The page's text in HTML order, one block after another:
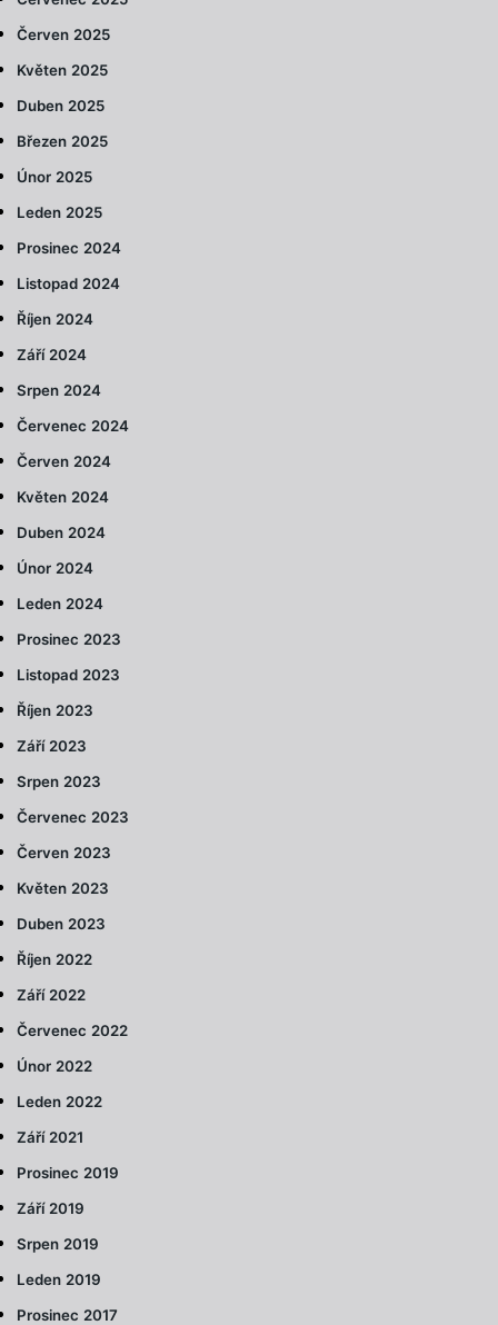
Červen 2025
Květen 2025
Duben 2025
Březen 2025
Únor 2025
Leden 2025
Prosinec 2024
Listopad 2024
Říjen 2024
Září 2024
Srpen 2024
Červenec 2024
Červen 2024
Květen 2024
Duben 2024
Únor 2024
Leden 2024
Prosinec 2023
Listopad 2023
Říjen 2023
Září 2023
Srpen 2023
Červenec 2023
Červen 2023
Květen 2023
Duben 2023
Říjen 2022
Září 2022
Červenec 2022
Únor 2022
Leden 2022
Září 2021
Prosinec 2019
Září 2019
Srpen 2019
Leden 2019
Prosinec 2017